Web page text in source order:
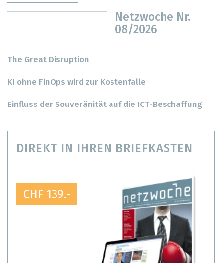
Netzwoche Nr.
08/2026
The Great Disruption
KI ohne FinOps wird zur Kostenfalle
Einfluss der Souveränität auf die ICT-Beschaffung
DIREKT IN IHREN BRIEFKASTEN
CHF 139.-